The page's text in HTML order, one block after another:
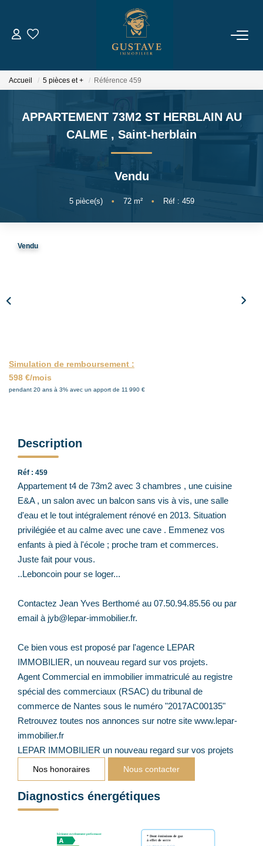
ACHETER
ESTIMER
Accueil 5 pièces et + Référence 459
APPARTEMENT 73M2 ST HERBLAIN AU
CALME , Saint-herblain
Vendu
5pièce(s) • 72m² • Réf : 459
Vendu
Simulation de remboursement :
598 €/mois
pendant 20 ans à 3% avec un apport de 11 990 €
Description
Réf : 459
Appartement t4 de 73m2 avec 3 chambres , une cuisine
E&A , un salon avec un balcon sans vis à vis, une salle
d'eau et le tout intégralement rénové en 2013. Situation
privilégiée et au calme avec une cave . Emmenez vos
enfants à pied à l'école ; proche tram et commerces.
Juste fait pour vous.
..Leboncoin pour se loger...
Contactez Jean Yves Berthomé au 07.50.94.85.56 ou par
email à jyb@lepar-immobilier.fr.
Ce bien vous est proposé par l'agence LEPAR
IMMOBILIER, un nouveau regard sur vos projets.
Agent Commercial en immobilier immatriculé au registre
spécial des commerciaux (RSAC) du tribunal de
commerce de Nantes sous le numéro "2017AC00135"
Retrouvez toutes nos annonces sur notre site www.lepar-
immobilier.fr
LEPAR IMMOBILIER un nouveau regard sur vos projets
Nos honoraires Nous contacter
Diagnostics énergétiques